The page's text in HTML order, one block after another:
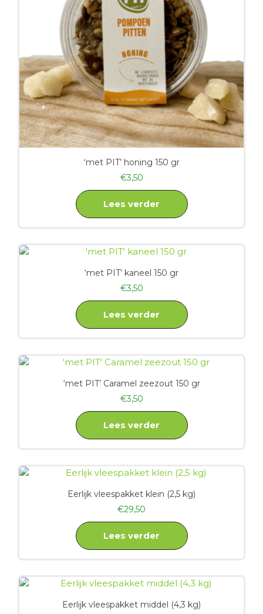
‘met PIT’ honing 150 gr
€3,50
Lees verder
‘met PIT’ kaneel 150 gr
€3,50
Lees verder
‘met PIT’ Caramel zeezout 150 gr
€3,50
Lees verder
Eerlijk vleespakket klein (2,5 kg)
€29,50
Lees verder
Eerlijk vleespakket middel (4,3 kg)